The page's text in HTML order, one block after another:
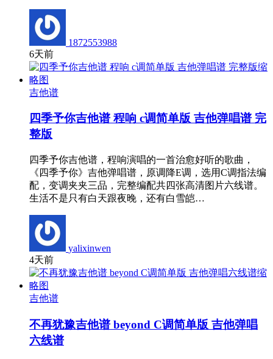
1872553988
6天前
吉他谱
四季予你吉他谱 程响 c调简单版 吉他弹唱谱 完
整版
四季予你吉他谱，程响演唱的一首治愈好听的歌曲，
《四季予你》吉他弹唱谱，原调降E调，选用C调指法编
配，变调夹夹三品，完整编配共四张高清图片六线谱。
生活不是只有白天跟夜晚，还有白雪皑…
yalixinwen
4天前
吉他谱
不再犹豫吉他谱 beyond C调简单版 吉他弹唱
六线谱